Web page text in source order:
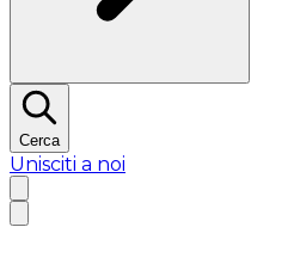
Cerca
Unisciti a noi